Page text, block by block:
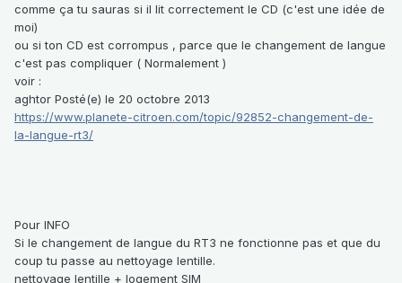
comme ça tu sauras si il lit correctement le CD (c'est une idée de
moi)
ou si ton CD est corrompus , parce que le changement de langue
c'est pas compliquer ( Normalement )
voir :
aghtor Posté(e) le 20 octobre 2013
https://www.planete-citroen.com/topic/92852-changement-de-
la-langue-rt3/
Pour INFO
Si le changement de langue du RT3 ne fonctionne pas et que du
coup tu passe au nettoyage lentille.
nettoyage lentille + logement SIM